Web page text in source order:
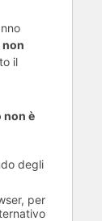
non
il
non è
degli
per